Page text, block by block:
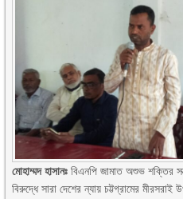
মোহাম্মদ হাসানঃ বিএনপি জামাত অশুভ শক্তির
বিরুদ্ধে সারা দেশের ন্যায় চট্টগ্রামের